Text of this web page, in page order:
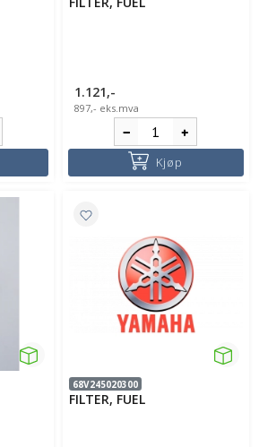
1.121,-
897,- eks.mva
Kjøp
68V245020300
FILTER, FUEL